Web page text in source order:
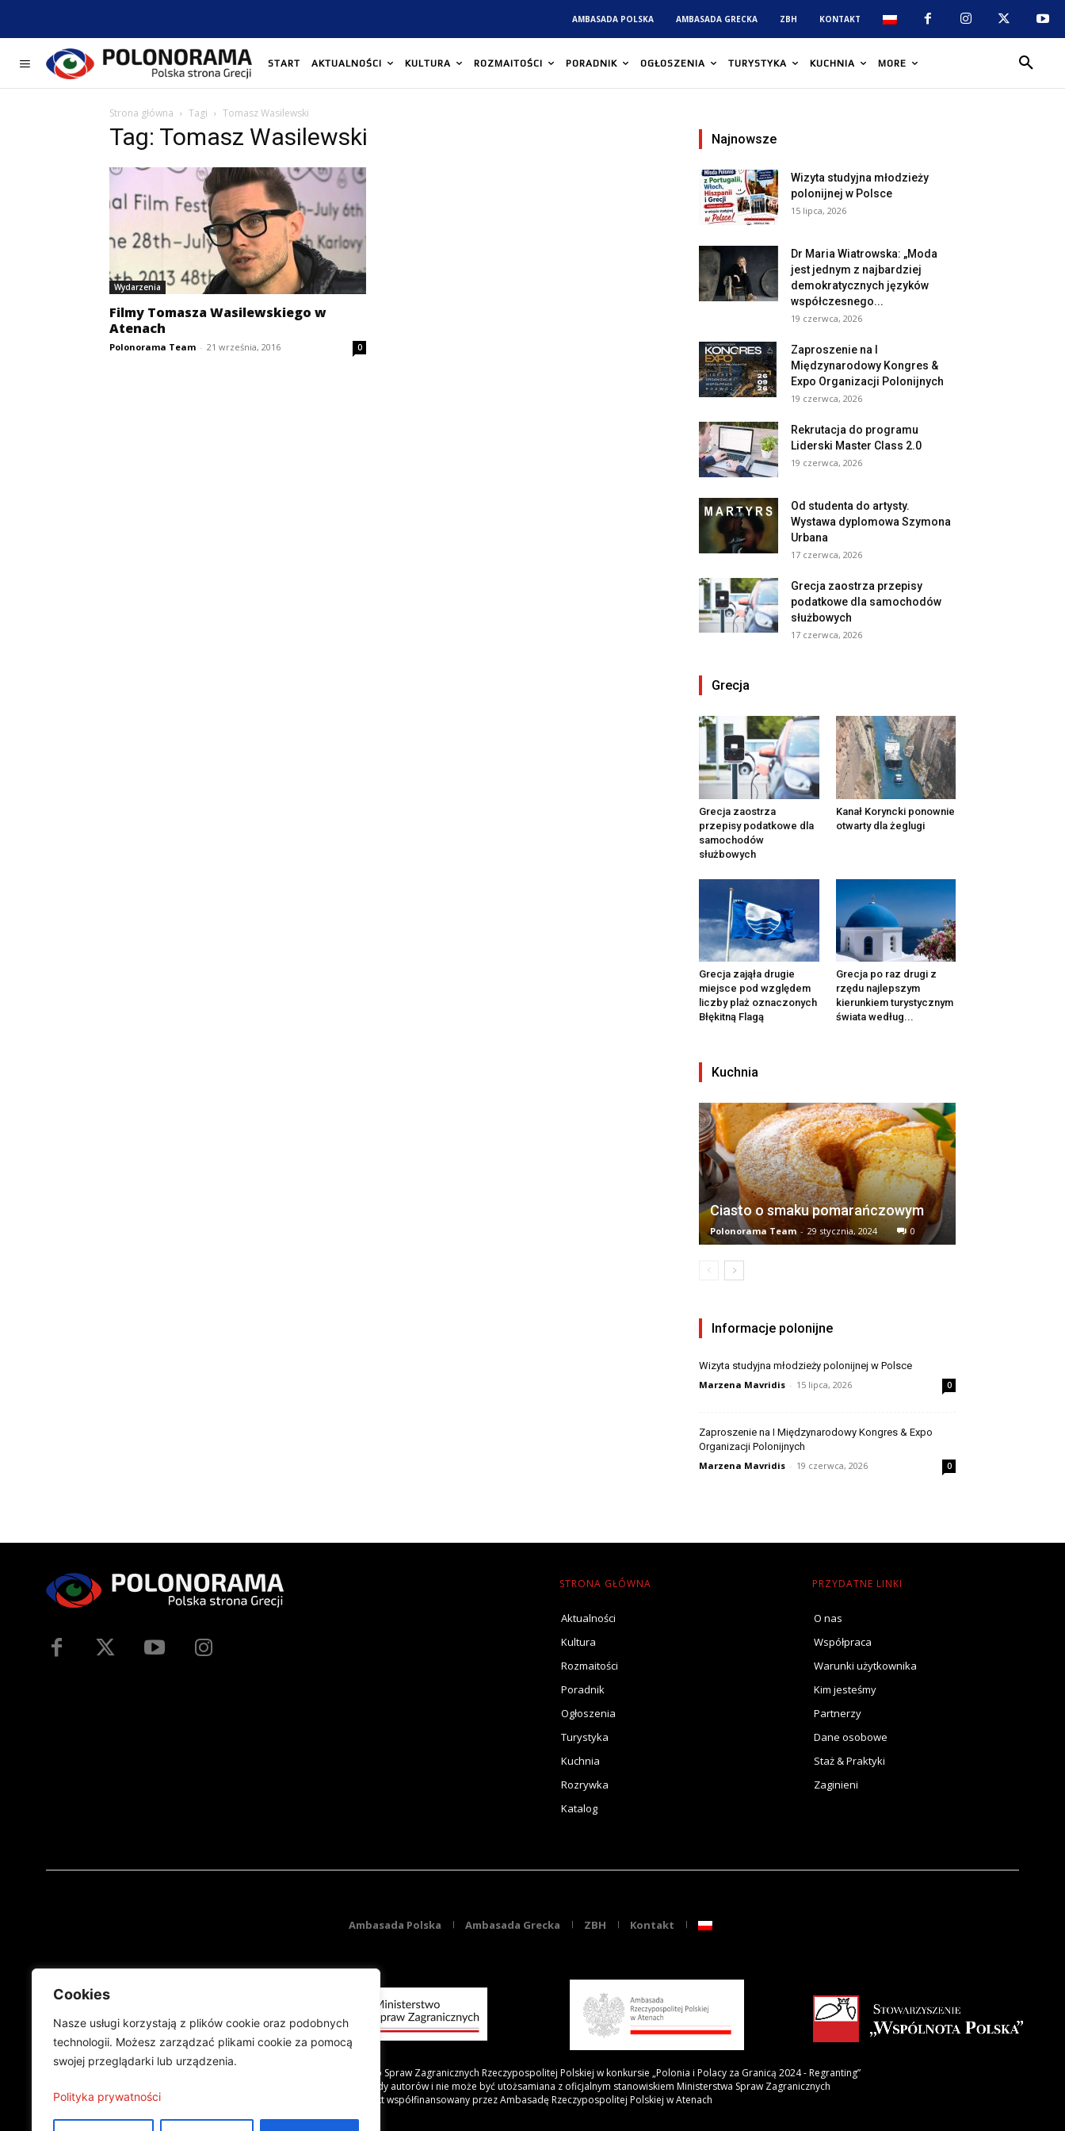
Cookies
Nasze usługi korzystają z plików cookie oraz podobnych
technologii. Możesz zarządzać plikami cookie za pomocą
swojej przeglądarki lub urządzenia.
Polityka prywatności
AMBASADA POLSKA AMBASADA GRECKA ZBH KONTAKT
START AKTUALNOŚCI KULTURA ROZMAITOŚCI PORADNIK OGŁOSZENIA TURYSTYKA KUCHNIA MORE
Strona główna Tagi Tomasz Wasilewski
Tag: Tomasz Wasilewski
Wydarzenia
Filmy Tomasza Wasilewskiego w
Atenach
Polonorama Team - 21 września, 2016 0
Najnowsze
Wizyta studyjna młodzieży
polonijnej w Polsce
15 lipca, 2026
Dr Maria Wiatrowska: „Moda
jest jednym z najbardziej
demokratycznych języków
współczesnego...
19 czerwca, 2026
Zaproszenie na I
Międzynarodowy Kongres &
Expo Organizacji Polonijnych
19 czerwca, 2026
Rekrutacja do programu
Liderski Master Class 2.0
19 czerwca, 2026
Od studenta do artysty.
Wystawa dyplomowa Szymona
Urbana
17 czerwca, 2026
Grecja zaostrza przepisy
podatkowe dla samochodów
służbowych
17 czerwca, 2026
Grecja
Grecja zaostrza
przepisy podatkowe dla
samochodów
służbowych
Kanał Koryncki ponownie
otwarty dla żeglugi
Grecja zająła drugie
miejsce pod względem
liczby plaż oznaczonych
Błękitną Flagą
Grecja po raz drugi z
rzędu najlepszym
kierunkiem turystycznym
świata według...
Kuchnia
Ciasto o smaku pomarańczowym
Polonorama Team - 29 stycznia, 2024 0
Informacje polonijne
Wizyta studyjna młodzieży polonijnej w Polsce
Marzena Mavridis - 15 lipca, 2026 0
Zaproszenie na I Międzynarodowy Kongres & Expo
Organizacji Polonijnych
Marzena Mavridis - 19 czerwca, 2026 0
STRONA GŁÓWNA
Aktualności
Kultura
Rozmaitości
Poradnik
Ogłoszenia
Turystyka
Kuchnia
Rozrywka
Katalog
PRZYDATNE LINKI
O nas
Współpraca
Warunki użytkownika
Kim jesteśmy
Partnerzy
Dane osobowe
Staż & Praktyki
Zaginieni
Ambasada Polska Ambasada Grecka ZBH Kontakt
Projekt finansowany przez Ministerstwo Spraw Zagranicznych Rzeczypospolitej Polskiej w konkursie „Polonia i Polacy za Granicą 2024 - Regranting”
Publikacja wyraża jedynie poglądy autorów i nie może być utożsamiana z oficjalnym stanowiskiem Ministerstwa Spraw Zagranicznych
Projekt współfinansowany przez Ambasadę Rzeczypospolitej Polskiej w Atenach